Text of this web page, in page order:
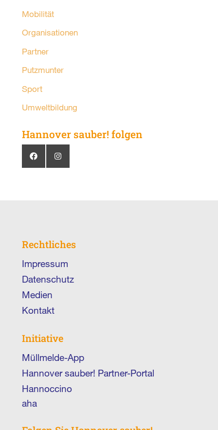
Mobilität
Organisationen
Partner
Putzmunter
Sport
Umweltbildung
Hannover sauber! folgen
Rechtliches
Impressum
Datenschutz
Medien
Kontakt
Initiative
Müllmelde-App
Hannover sauber! Partner-Portal
Hannoccino
aha